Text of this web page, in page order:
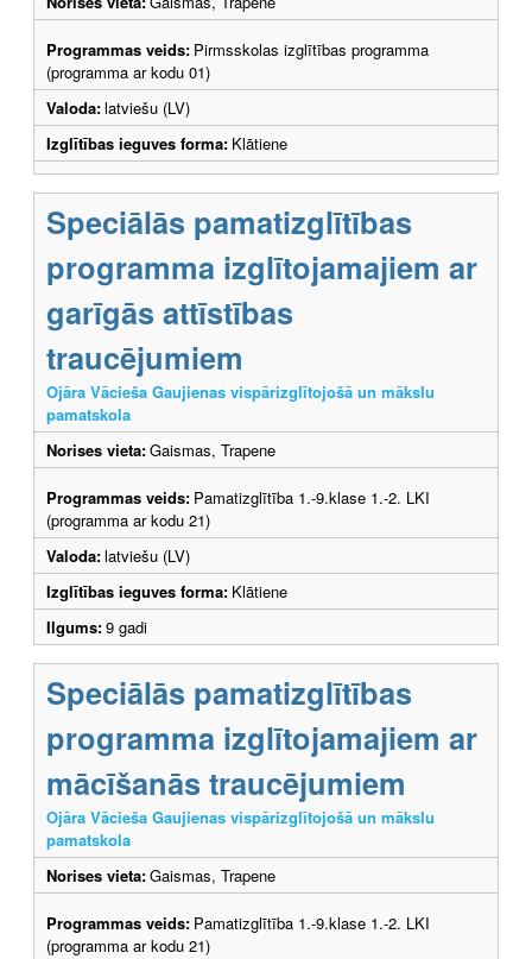
Programmas veids: Pirmsskolas izglītības programma
(programma ar kodu 01)
Valoda:latviešu (LV)
Izglītības ieguves forma: Klātiene
Speciālās pamatizglītības
programma izglītojamajiem ar
garīgās attīstības
traucējumiem
Ojāra Vācieša Gaujienas vispārizglītojošā un mākslu
pamatskola
Norises vieta:Gaismas, Trapene
Programmas veids: Pamatizglītība 1.-9.klase 1.-2. LKI
(programma ar kodu 21)
Valoda:latviešu (LV)
Izglītības ieguves forma: Klātiene
Ilgums:9 gadi
Speciālās pamatizglītības
programma izglītojamajiem ar
mācīšanās traucējumiem
Ojāra Vācieša Gaujienas vispārizglītojošā un mākslu
pamatskola
Norises vieta:Gaismas, Trapene
Programmas veids: Pamatizglītība 1.-9.klase 1.-2. LKI
(programma ar kodu 21)